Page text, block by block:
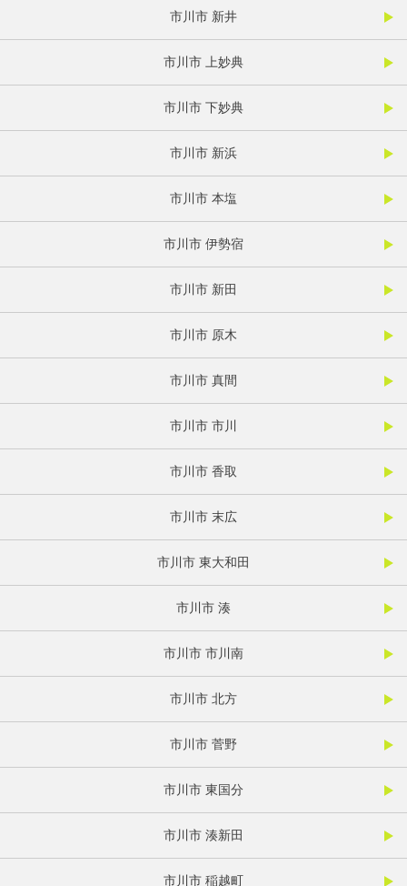
市川市 新井
市川市 上妙典
市川市 下妙典
市川市 新浜
市川市 本塩
市川市 伊勢宿
市川市 新田
市川市 原木
市川市 真間
市川市 市川
市川市 香取
市川市 末広
市川市 東大和田
市川市 湊
市川市 市川南
市川市 北方
市川市 菅野
市川市 東国分
市川市 湊新田
市川市 稲越町